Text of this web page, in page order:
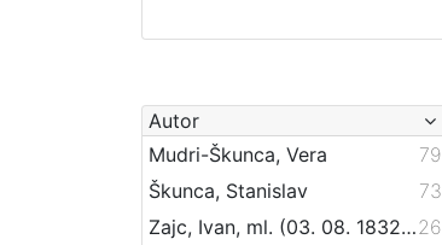
Autor
Mudri-Škunca, Vera
79
Škunca, Stanislav
73
Zajc, Ivan, ml. (03. 08. 1832. – 16. 12. 1914.)26